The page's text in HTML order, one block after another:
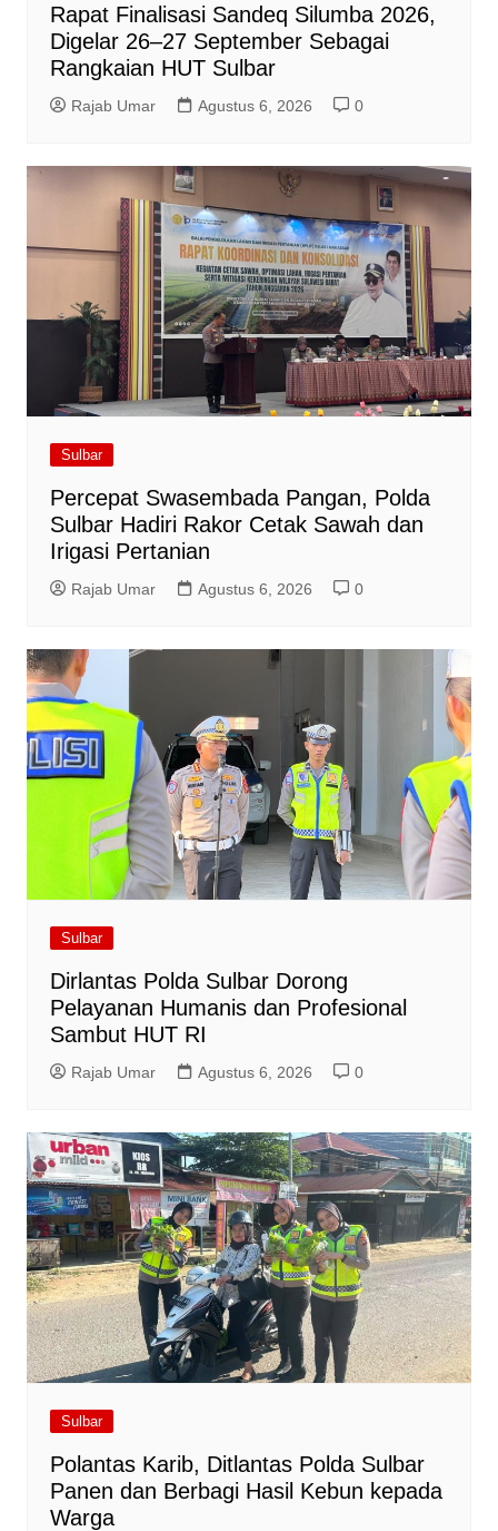
Rapat Finalisasi Sandeq Silumba 2026,
Digelar 26–27 September Sebagai
Rangkaian HUT Sulbar
Rajab Umar Agustus 6, 2026 0
Sulbar
Percepat Swasembada Pangan, Polda
Sulbar Hadiri Rakor Cetak Sawah dan
Irigasi Pertanian
Rajab Umar Agustus 6, 2026 0
Sulbar
Dirlantas Polda Sulbar Dorong
Pelayanan Humanis dan Profesional
Sambut HUT RI
Rajab Umar Agustus 6, 2026 0
Sulbar
Polantas Karib, Ditlantas Polda Sulbar
Panen dan Berbagi Hasil Kebun kepada
Warga